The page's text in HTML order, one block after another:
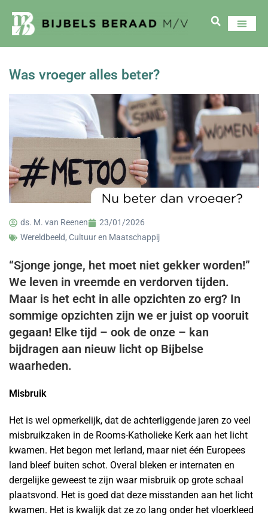
Was vroeger alles beter?
ds. M. van Reenen
23/01/2026
Wereldbeeld, Cultuur en Maatschappij
“Sjonge jonge, het moet niet gekker worden!”
We leven in vreemde en verdorven tijden.
Maar is het echt in alle opzichten zo erg? In
sommige opzichten zijn we er juist op vooruit
gegaan! Elke tijd – ook de onze – kan
bijdragen aan nieuw licht op Bijbelse
waarheden.
Misbruik
Het is wel opmerkelijk, dat de achterliggende jaren zo veel
misbruikzaken in de Rooms-Katholieke Kerk aan het licht
kwamen. Het begon met Ierland, maar niet één Europees
land bleef buiten schot. Overal bleken er internaten en
dergelijke geweest te zijn waar misbruik op grote schaal
plaatsvond. Het is goed dat deze misstanden aan het licht
kwamen. Het is kwalijk dat ze zo lang onder het vloerkleed